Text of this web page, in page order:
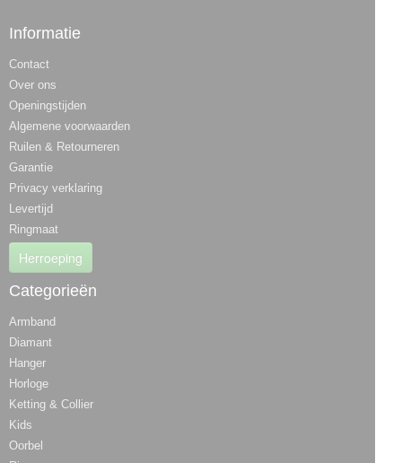
Informatie
Contact
Over ons
Openingstijden
Algemene voorwaarden
Ruilen & Retourneren
Garantie
Privacy verklaring
Levertijd
Ringmaat
Herroeping
Categorieën
Armband
Diamant
Hanger
Horloge
Ketting & Collier
Kids
Oorbel